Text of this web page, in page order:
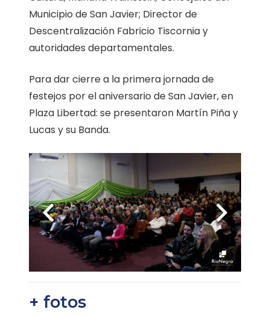
Municipio de San Javier; Director de
Descentralización Fabricio Tiscornia y
autoridades departamentales.
Para dar cierre a la primera jornada de
festejos por el aniversario de San Javier, en
Plaza Libertad: se presentaron Martín Piña y
Lucas y su Banda.
+ fotos